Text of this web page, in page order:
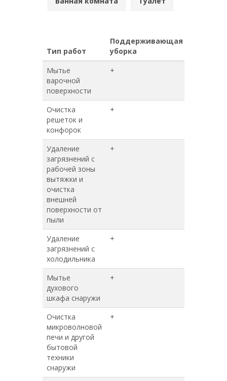
Тип работ
Поддерживающая
уборка
Мытье
варочной
поверхности
+
Очистка
решеток и
конфорок
+
Удаление
загрязнений с
рабочей зоны
вытяжки и
очистка
внешней
поверхности от
пыли
+
Удаление
загрязнений с
холодильника
+
Мытье
духового
шкафа снаружи
+
Очистка
микроволновой
печи и другой
бытовой
техники
снаружи
+